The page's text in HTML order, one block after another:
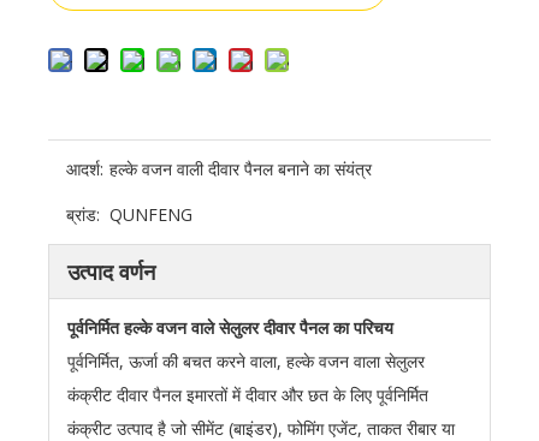
आदर्श: हल्के वजन वाली दीवार पैनल बनाने का संयंत्र
ब्रांड: QUNFENG
उत्पाद वर्णन
पूर्वनिर्मित हल्के वजन वाले सेलुलर दीवार पैनल का परिचय
पूर्वनिर्मित, ऊर्जा की बचत करने वाला, हल्के वजन वाला सेलुलर
कंक्रीट दीवार पैनल इमारतों में दीवार और छत के लिए पूर्वनिर्मित
कंक्रीट उत्पाद है जो सीमेंट (बाइंडर), फोमिंग एजेंट, ताकत रीबार या